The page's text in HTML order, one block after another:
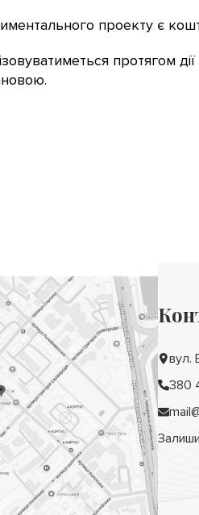
проекту є
протягом
вул.
380